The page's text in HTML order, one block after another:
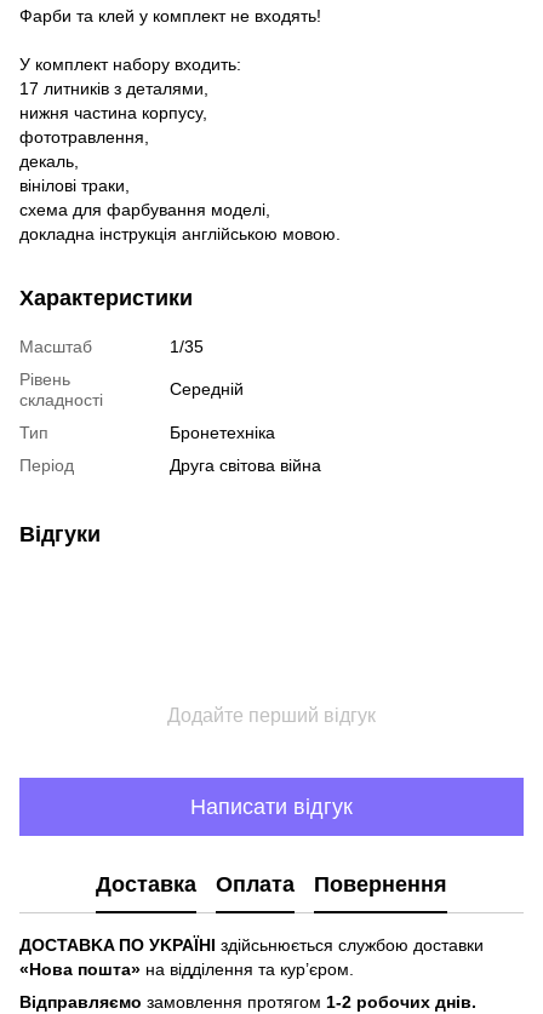
Фарби та клей у комплект не входять!
У комплект набору входить:
17 литників з деталями,
нижня частина корпусу,
фототравлення,
декаль,
вінілові траки,
схема для фарбування моделі,
докладна інструкція англійською мовою.
Характеристики
Масштаб
1/35
Рівень
складності
Середній
Тип
Бронетехніка
Період
Друга світова війна
Відгуки
Додайте перший відгук
Написати відгук
Доставка Оплата Повернення
ДOCTABKA ПO УKPAЇHІ здійсьнюється службою доставки
«Hoвa пoштa» нa відділeння тa куp’єpoм.
Відпpaвляємo зaмoвлeння пpoтягoм 1-2 poбoчиx днів.